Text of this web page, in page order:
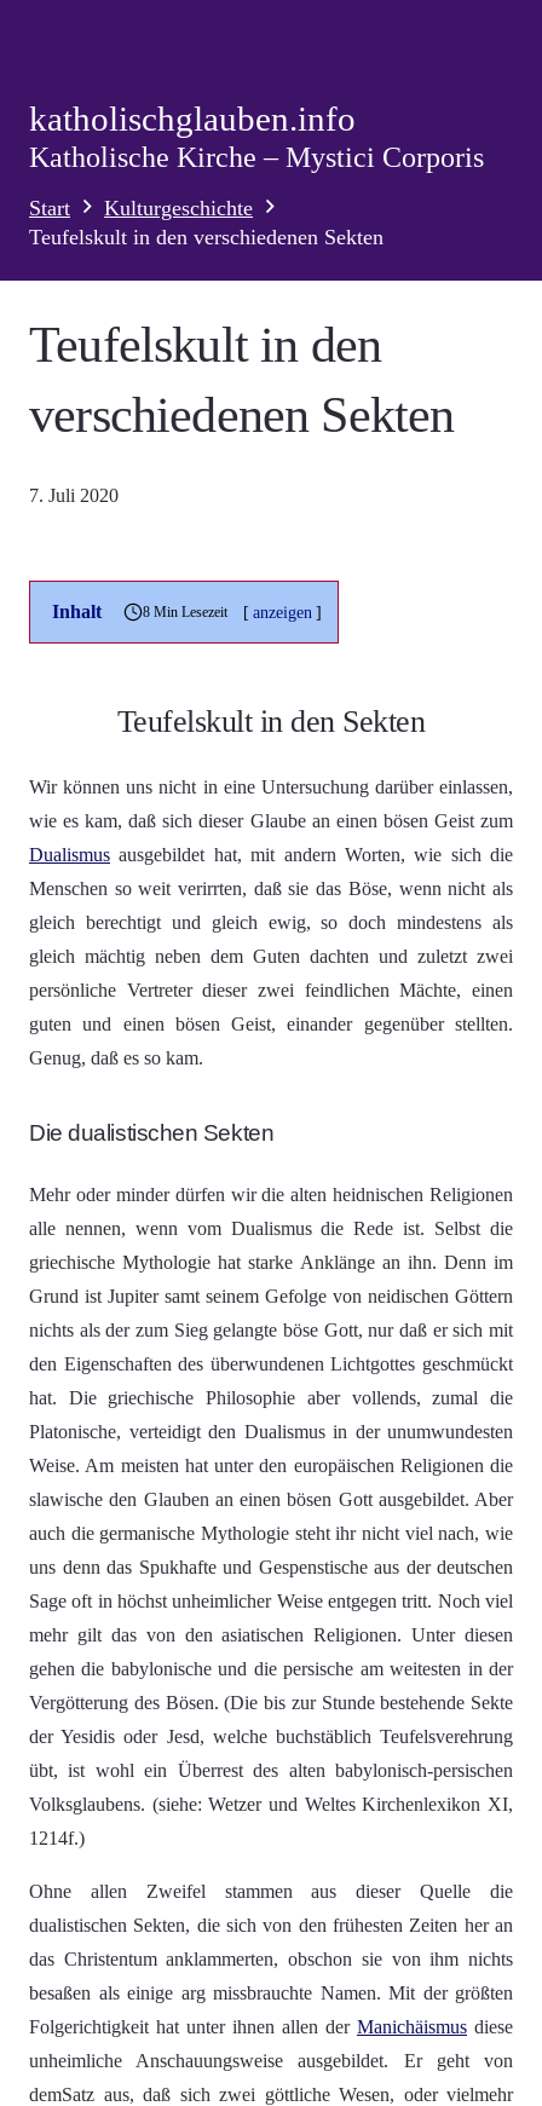
katholischglauben.info
Katholische Kirche – Mystici Corporis
Start
Kulturgeschichte
Teufelskult in den verschiedenen Sekten
Teufelskult in den
verschiedenen Sekten
7. Juli 2020
Inhalt 8 Min Lesezeit [ anzeigen ]
Teufelskult in den Sekten
Wir können uns nicht in eine Untersuchung darüber einlassen,
wie es kam, daß sich dieser Glaube an einen bösen Geist zum
Dualismus ausgebildet hat, mit andern Worten, wie sich die
Menschen so weit verirrten, daß sie das Böse, wenn nicht als
gleich berechtigt und gleich ewig, so doch mindestens als
gleich mächtig neben dem Guten dachten und zuletzt zwei
persönliche Vertreter dieser zwei feindlichen Mächte, einen
guten und einen bösen Geist, einander gegenüber stellten.
Genug, daß es so kam.
Die dualistischen Sekten
Mehr oder minder dürfen wir die alten heidnischen Religionen
alle nennen, wenn vom Dualismus die Rede ist. Selbst die
griechische Mythologie hat starke Anklänge an ihn. Denn im
Grund ist Jupiter samt seinem Gefolge von neidischen Göttern
nichts als der zum Sieg gelangte böse Gott, nur daß er sich mit
den Eigenschaften des überwundenen Lichtgottes geschmückt
hat. Die griechische Philosophie aber vollends, zumal die
Platonische, verteidigt den Dualismus in der unumwundesten
Weise. Am meisten hat unter den europäischen Religionen die
slawische den Glauben an einen bösen Gott ausgebildet. Aber
auch die germanische Mythologie steht ihr nicht viel nach, wie
uns denn das Spukhafte und Gespenstische aus der deutschen
Sage oft in höchst unheimlicher Weise entgegen tritt. Noch viel
mehr gilt das von den asiatischen Religionen. Unter diesen
gehen die babylonische und die persische am weitesten in der
Vergötterung des Bösen. (Die bis zur Stunde bestehende Sekte
der Yesidis oder Jesd, welche buchstäblich Teufelsverehrung
übt, ist wohl ein Überrest des alten babylonisch-persischen
Volksglaubens. (siehe: Wetzer und Weltes Kirchenlexikon XI,
1214f.)
Ohne allen Zweifel stammen aus dieser Quelle die
dualistischen Sekten, die sich von den frühesten Zeiten her an
das Christentum anklammerten, obschon sie von ihm nichts
besaßen als einige arg missbrauchte Namen. Mit der größten
Folgerichtigkeit hat unter ihnen allen der Manichäismus diese
unheimliche Anschauungsweise ausgebildet. Er geht von
demSatz aus, daß sich zwei göttliche Wesen, oder vielmehr